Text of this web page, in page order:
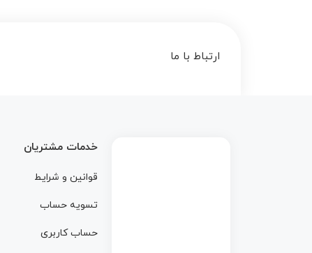
ارتباط با ما
خدمات مشتریان
قوانین و شرایط
تسویه حساب
حساب کاربری